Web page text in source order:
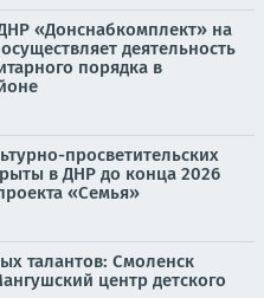
«Донснабкомплект» на
деятельность
порядка в
просветительских
в ДНР до конца 2026
«Семья»
талантов: Смоленск
центр детского